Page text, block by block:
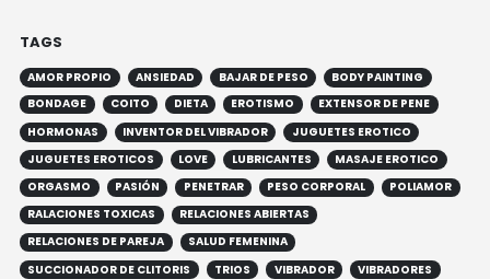
TAGS
AMOR PROPIO ANSIEDAD BAJAR DE PESO
BODY PAINTING
BONDAGE
COITO DIETA EROTISMO
EXTENSOR DE PENE
HORMONAS
INVENTOR DEL VIBRADOR
JUGUETES EROTICO
JUGUETES EROTICOS
LOVE LUBRICANTES
MASAJE EROTICO
ORGASMO
PASIÓN PENETRAR PESO CORPORAL
POLIAMOR
RALACIONES TOXICAS
RELACIONES ABIERTAS
RELACIONES DE PAREJA
SALUD FEMENINA
SUCCIONADOR DE CLITORIS
TRIOS VIBRADOR
VIBRADORES